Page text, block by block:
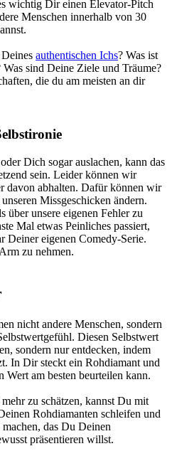
wichtig Direinen Elevator-Pitch
Menschen innerhalb von 30
.
authentischen Ichs? Was ist
sind Deine Ziele und Träume?
die du am meisten an dir
Dich sogar auslachen, kann das
sein. Leider können wir
davon abhalten. Dafür können wir
Missgeschicken ändern.
über unsere eigenen Fehler zu
Mal etwas Peinliches passiert,
Deiner eigenen Comedy-Serie.
zu nehmen.
nicht andere Menschen, sondern
. Diesen Selbstwert
sondern nur entdecken, indem
In Dir steckt ein Rohdiamant und
am besten beurteilen kann.
zu schätzen, kannst Du mit
Rohdiamanten schleifen und
, das Du Deinen
präsentieren willst.